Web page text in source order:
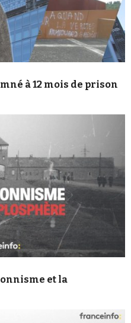
à 12 mois de prison
et la